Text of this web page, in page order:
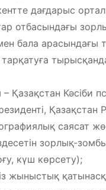
дағдарыс
отбасындағы
бала арасындағы
тарқатуға
Кәсіби
Қазақстан
саясат
зорлық-
күш көрсету);
жыныстық